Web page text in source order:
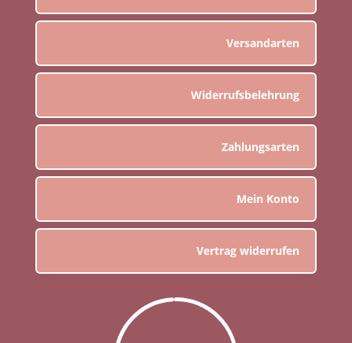
Versandarten
Widerrufsbelehrung
Zahlungsarten
Mein Konto
Vertrag widerrufen